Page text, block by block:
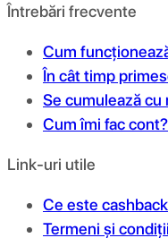
Întrebări frecvente
Cum
În cât timp
Se cumulează cu
Cum îmi fac cont?
Link-uri utile
Ce este
Termeni și condiții